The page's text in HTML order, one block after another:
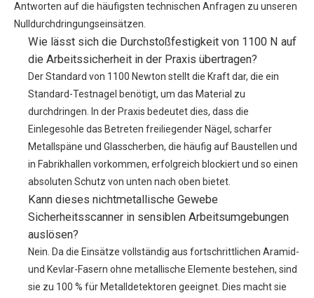
Antworten auf die häufigsten technischen Anfragen zu unseren
Nulldurchdringungseinsätzen.
Wie lässt sich die Durchstoßfestigkeit von 1100 N auf
die Arbeitssicherheit in der Praxis übertragen?
Der Standard von 1100 Newton stellt die Kraft dar, die ein
Standard-Testnagel benötigt, um das Material zu
durchdringen. In der Praxis bedeutet dies, dass die
Einlegesohle das Betreten freiliegender Nägel, scharfer
Metallspäne und Glasscherben, die häufig auf Baustellen und
in Fabrikhallen vorkommen, erfolgreich blockiert und so einen
absoluten Schutz von unten nach oben bietet.
Kann dieses nichtmetallische Gewebe
Sicherheitsscanner in sensiblen Arbeitsumgebungen
auslösen?
Nein. Da die Einsätze vollständig aus fortschrittlichen Aramid-
und Kevlar-Fasern ohne metallische Elemente bestehen, sind
sie zu 100 % für Metalldetektoren geeignet. Dies macht sie